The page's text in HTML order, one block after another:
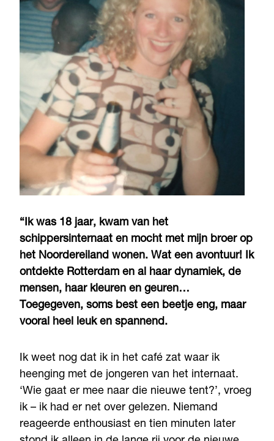
“Ik was 18 jaar, kwam van het
schippersinternaat en mocht met mijn broer op
het Noordereiland wonen. Wat een avontuur! Ik
ontdekte Rotterdam en al haar dynamiek, de
mensen, haar kleuren en geuren…
Toegegeven, soms best een beetje eng, maar
vooral heel leuk en spannend.
Ik weet nog dat ik in het café zat waar ik
heenging met de jongeren van het internaat.
‘Wie gaat er mee naar die nieuwe tent?’, vroeg
ik – ik had er net over gelezen. Niemand
reageerde enthousiast en tien minuten later